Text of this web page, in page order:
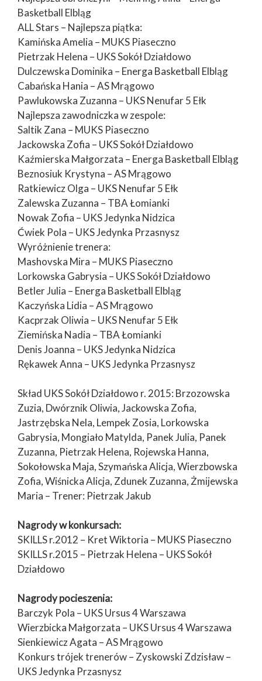
Basketball Elbląg
ALL Stars – Najlepsza piątka:
Kamińska Amelia – MUKS Piaseczno
Pietrzak Helena – UKS Sokół Działdowo
Dulczewska Dominika – Energa Basketball Elbląg
Cabańska Hania – AS Mrągowo
Pawlukowska Zuzanna – UKS Nenufar 5 Ełk
Najlepsza zawodniczka w zespole:
Saltik Zana – MUKS Piaseczno
Jackowska Zofia – UKS Sokół Działdowo
Kaźmierska Małgorzata – Energa Basketball Elbląg
Beznosiuk Krystyna – AS Mrągowo
Ratkiewicz Olga – UKS Nenufar 5 Ełk
Zalewska Zuzanna – TBA Łomianki
Nowak Zofia – UKS Jedynka Nidzica
Ćwiek Pola – UKS Jedynka Przasnysz
Wyróżnienie trenera:
Mashovska Mira – MUKS Piaseczno
Lorkowska Gabrysia – UKS Sokół Działdowo
Betler Julia – Energa Basketball Elbląg
Kaczyńska Lidia – AS Mrągowo
Kacprzak Oliwia – UKS Nenufar 5 Ełk
Ziemińska Nadia – TBA Łomianki
Denis Joanna – UKS Jedynka Nidzica
Rękawek Anna – UKS Jedynka Przasnysz
Skład UKS Sokół Działdowo r. 2015: Brzozowska
Zuzia, Dwórznik Oliwia, Jackowska Zofia,
Jastrzębska Nela, Lempek Zosia, Lorkowska
Gabrysia, Mongiało Matylda, Panek Julia, Panek
Zuzanna, Pietrzak Helena, Rojewska Hanna,
Sokołowska Maja, Szymańska Alicja, Wierzbowska
Zofia, Wiśnicka Alicja, Zdunek Zuzanna, Żmijewska
Maria – Trener: Pietrzak Jakub
Nagrody w konkursach:
SKILLS r.2012 – Kret Wiktoria – MUKS Piaseczno
SKILLS r.2015 – Pietrzak Helena – UKS Sokół
Działdowo
Nagrody pocieszenia:
Barczyk Pola – UKS Ursus 4 Warszawa
Wierzbicka Małgorzata – UKS Ursus 4 Warszawa
Sienkiewicz Agata – AS Mrągowo
Konkurs trójek trenerów – Zyskowski Zdzisław –
UKS Jedynka Przasnysz